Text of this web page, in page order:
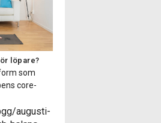
löpare?
som
core-
ökaaugusti-